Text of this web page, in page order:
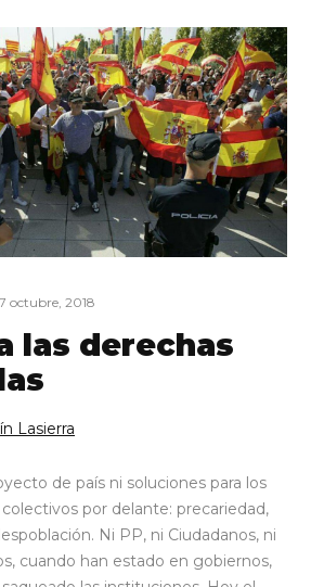
7 octubre, 2018
las derechas
Lasierra
de país ni soluciones para los
por delante: precariedad,
Ni PP, ni Ciudadanos, ni
cuando han estado en gobiernos,